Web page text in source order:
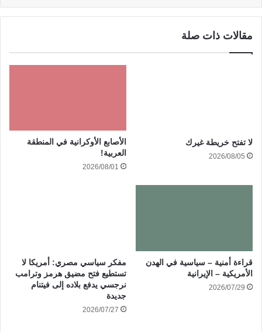
مقالات ذات صلة
لا تفتح خريطة غيرك
2026/08/05
الأصابع الأوكرانية في المنطقة
العربية!
2026/08/01
قراءة أمنية – سياسية في الهدن
الأمريكية – الإيرانية
2026/07/29
مفكر سياسي مصري: أمريكا لا
تستطيع فتح مضيق هرمز وترامب
نرجسي يدفع بلاده إلى فيتنام
جديدة
2026/07/27